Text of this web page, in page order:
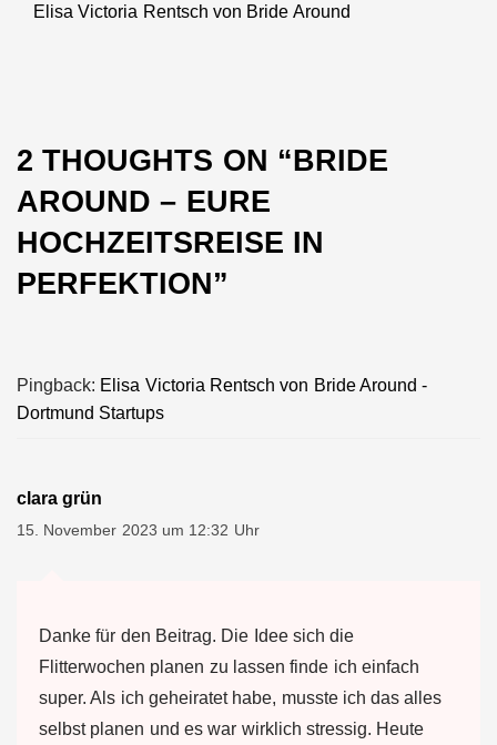
Next
Elisa Victoria Rentsch von Bride Around
2 THOUGHTS ON “BRIDE
AROUND – EURE
HOCHZEITSREISE IN
PERFEKTION”
Pingback: Elisa Victoria Rentsch von Bride Around -
Dortmund Startups
clara grün
15. November 2023 um 12:32 Uhr
Danke für den Beitrag. Die Idee sich die
Flitterwochen planen zu lassen finde ich einfach
super. Als ich geheiratet habe, musste ich das alles
selbst planen und es war wirklich stressig. Heute